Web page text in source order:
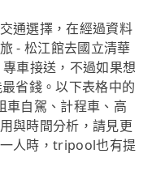
通選擇，在經過資料
- 松江館去國立清華
車接送，不過如果想
省錢。以下表格中的
車自駕、計程車、高
與時間分析，請見更
人時，tripool也有提